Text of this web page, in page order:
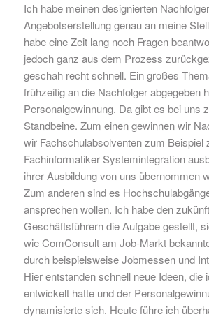
Ich habe meinen designierten
Angebotserstellung genau an meine
habe eine Zeit lang noch Fragen
jedoch ganz aus dem Prozess
geschah recht schnell. Ein großes
frühzeitig an die Nachfolger abgegeben
Personalgewinnung. Da gibt es bei uns
Standbeine. Zum einen gewinnen wir
wir Fachschulabsolventen zum Beispiel
Fachinformatiker Systemintegration
ihrer Ausbildung von uns übernommen
Zum anderen sind es
ansprechen wollen. Ich habe den
Geschäftsführern die Aufgabe gestellt,
wie ComConsult am Job-Markt
durch beispielsweise Jobmessen und
Hier entstanden schnell neue Ideen, die
entwickelt hatte und der
dynamisierte sich. Heute führe ich